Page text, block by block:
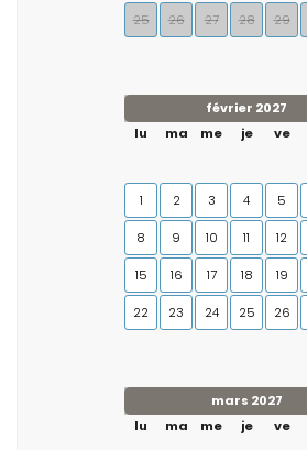
25 26 27 28 29
février 2027
lu
ma me je ve
1 2 3 4 5
8 9 10 11 12
15 16 17 18 19
22 23 24 25 26
mars 2027
lu
ma me je ve